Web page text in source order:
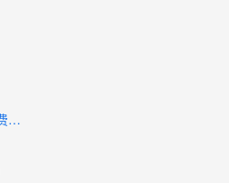
Adblock Plus – 免费的广告拦截器